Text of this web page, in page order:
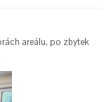
areálu, po zbytek